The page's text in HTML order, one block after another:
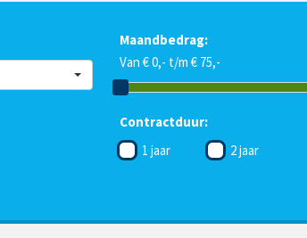
Maandbedrag:
Van € 0,- t/m € 75,-
Contractduur:
1 jaar
2 jaar